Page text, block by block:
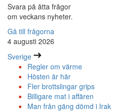
Svara på åtta frågor
om veckans nyheter.
Gå till frågorna
4 augusti 2026
Sverige
Regler om värme
Hösten är här
Fler brottslingar grips
Billigare mat i affären
Man från gäng dömd i Irak